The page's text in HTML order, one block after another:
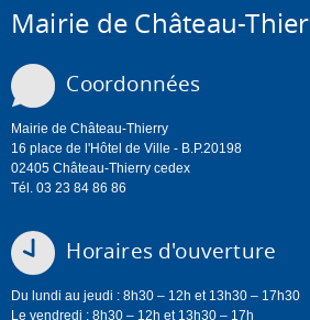
Mairie de Château-
Coordonnées
Mairie de Château-Thierry
16 place de l'Hôtel de Ville - B.P.20198
02405 Château-Thierry cedex
Tél. 03 23 84 86 86
Horaires d'ouverture
Du lundi au jeudi : 8h30 – 12h et 13h30 – 17h30
Le vendredi : 8h30 – 12h et 13h30 – 17h